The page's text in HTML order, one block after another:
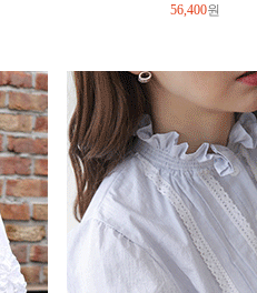
56,400원